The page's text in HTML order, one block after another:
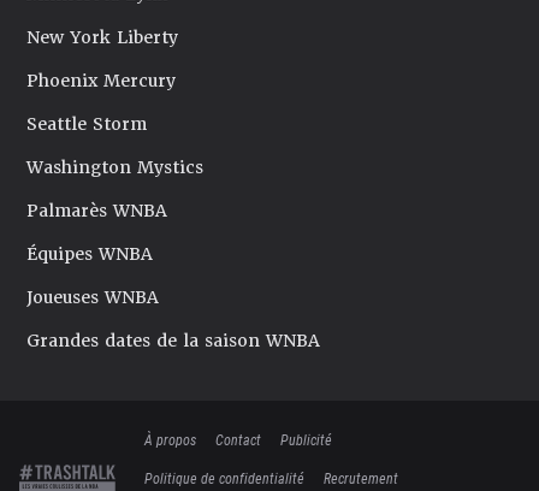
New York Liberty
Phoenix Mercury
Seattle Storm
Washington Mystics
Palmarès WNBA
Équipes WNBA
Joueuses WNBA
Grandes dates de la saison WNBA
À propos Contact
Publicité
Politique de confidentialité
Recrutement